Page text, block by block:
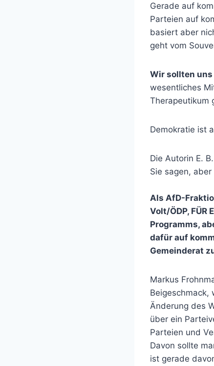
Gerade auf
Parteien auf
basiert aber
geht vom
Wir sollten
wesentliches
Therapeutikum
Demokratie ist
Die Autorin E.
Sie sagen,
Als AfD-
Volt/ÖDP, FÜR
Programms,
dafür auf
Gemeinderat
Markus
Beigeschmack,
Änderung des
über ein
Parteien und
Davon sollte
ist gerade